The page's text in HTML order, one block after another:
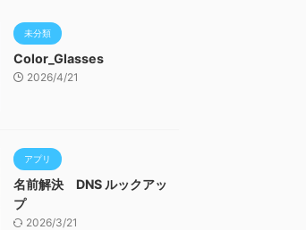
未分類
Color_Glasses
2026/4/21
アプリ
名前解決 DNS ルックアッ
プ
2026/3/21